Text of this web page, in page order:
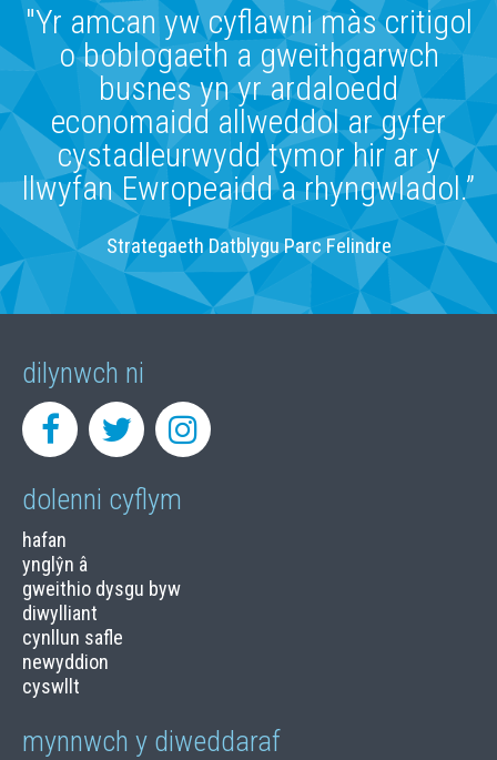
"Yr amcan yw cyflawni màs critigol
o boblogaeth a gweithgarwch
busnes yn yr ardaloedd
economaidd allweddol ar gyfer
cystadleurwydd tymor hir ar y
llwyfan Ewropeaidd a rhyngwladol.”
Strategaeth Datblygu Parc Felindre
dilynwch ni
dolenni cyflym
hafan
ynglŷn â
gweithio dysgu byw
diwylliant
cynllun safle
newyddion
cyswllt
mynnwch y diweddaraf